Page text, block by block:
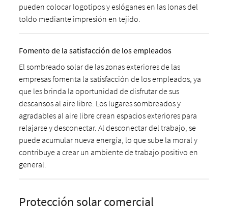
pueden colocar logotipos y eslóganes en las lonas del
toldo mediante impresión en tejido.
Fomento de la satisfacción de los empleados
El sombreado solar de las zonas exteriores de las
empresas fomenta la satisfacción de los empleados, ya
que les brinda la oportunidad de disfrutar de sus
descansos al aire libre. Los lugares sombreados y
agradables al aire libre crean espacios exteriores para
relajarse y desconectar. Al desconectar del trabajo, se
puede acumular nueva energía, lo que sube la moral y
contribuye a crear un ambiente de trabajo positivo en
general.
Protección solar comercial